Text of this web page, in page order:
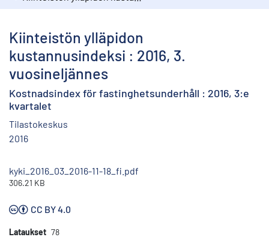
Kiinteistön ylläpidon
kustannusindeksi : 2016, 3.
vuosineljännes
Kostnadsindex för fastinghetsunderhåll : 2016, 3:e
kvartalet
Tilastokeskus
2016
kyki_2016_03_2016-11-18_fi.pdf
306.21 KB
CC BY 4.0
Lataukset 78